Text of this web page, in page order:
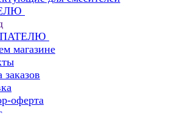
магазине
оферта